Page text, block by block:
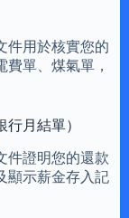
件用於核實您的
單、煤氣單，
月結單）
件證明您的還款
顯示薪金存入記